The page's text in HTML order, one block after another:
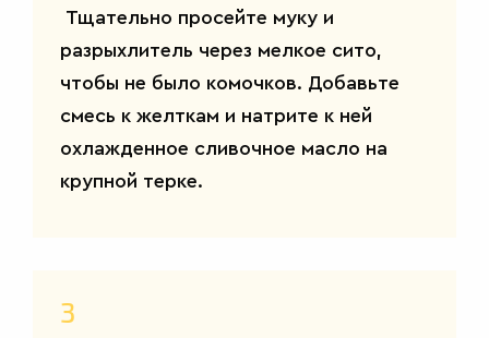
Тщательно просейте муку и
разрыхлитель через мелкое сито,
чтобы не было комочков. Добавьте
смесь к желткам и натрите к ней
охлажденное сливочное масло на
крупной терке.
3